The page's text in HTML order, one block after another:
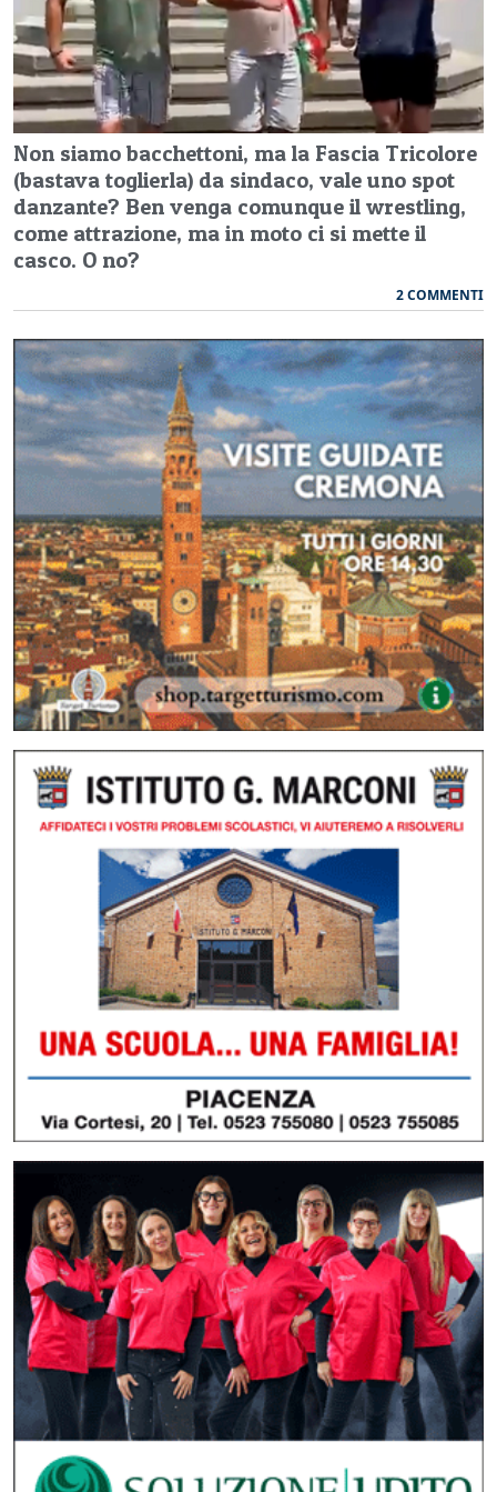
Non siamo bacchettoni, ma la Fascia Tricolore
(bastava toglierla) da sindaco, vale uno spot
danzante? Ben venga comunque il wrestling,
come attrazione, ma in moto ci si mette il
casco. O no?
2 COMMENTI